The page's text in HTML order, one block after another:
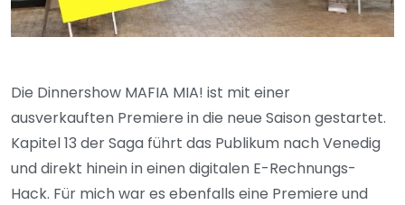
Die Dinnershow MAFIA MIA! ist mit einer
ausverkauften Premiere in die neue Saison gestartet.
Kapitel 13 der Saga führt das Publikum nach Venedig
und direkt hinein in einen digitalen E-Rechnungs-
Hack. Für mich war es ebenfalls eine Premiere und